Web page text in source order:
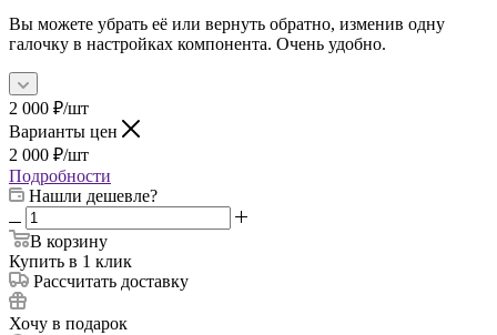
Вы можете убрать её или вернуть обратно, изменив одну
галочку в настройках компонента. Очень удобно.
2 000 ₽/шт
Варианты цен
2 000 ₽/шт
Подробности
Нашли дешевле?
В корзину
Купить в 1 клик
Рассчитать доставку
Хочу в подарок